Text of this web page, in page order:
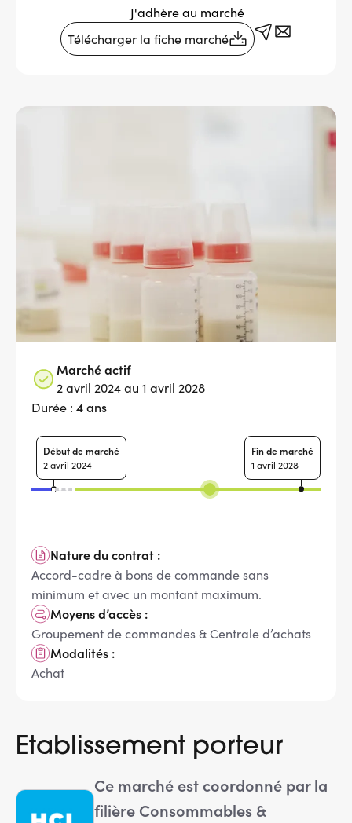
Fournisseurs
J'adhère au marché
Télécharger la fiche marché
Marché actif
2 avril 2024 au 1 avril 2028
Durée : 4 ans
Début de marché
2 avril 2024
Fin de marché
1 avril 2028
Nature du contrat :
Accord-cadre à bons de commande sans
minimum et avec un montant maximum.
Moyens d’accès :
Groupement de commandes & Centrale d’achats
Modalités :
Achat
Etablissement porteur
Ce marché est coordonné par la
filière Consommables &